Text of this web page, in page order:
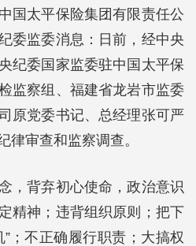
国太平保险集团有限责任公
委监委消息：日前，经中央
纪委国家监委驻中国太平保
监察组、福建省龙岩市监委
原党委书记、总经理张可严
律审查和监察调查。
，背弃初心使命，政治意识
精神；违背组织原则；把下
；不正确履行职责；大搞权